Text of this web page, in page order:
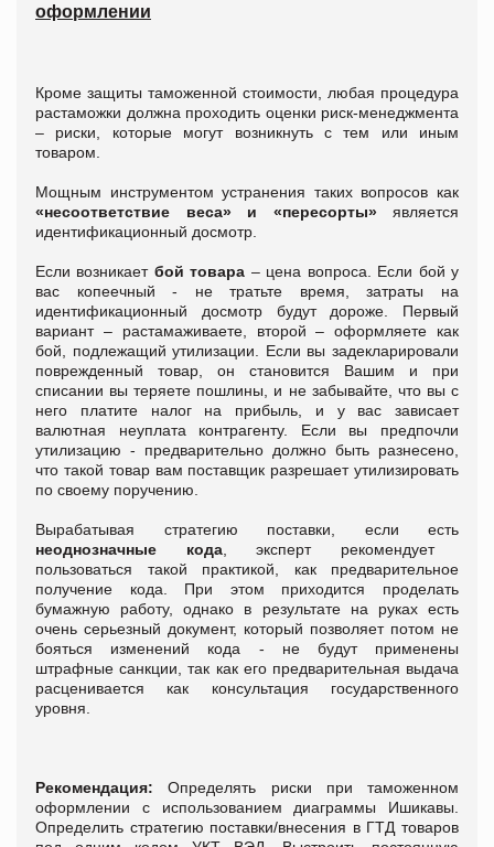
оформлении
Кроме защиты таможенной стоимости, любая процедура
растаможки должна проходить оценки риск-менеджмента
– риски, которые могут возникнуть с тем или иным
товаром.
Мощным инструментом устранения таких вопросов как
«несоответствие веса» и «пересорты»является
идентификационный досмотр.
Если возникает бой товара – цена вопроса. Если бой у
вас копеечный - не тратьте время, затраты на
идентификационный досмотр будут дороже. Первый
вариант – растамаживаете, второй – оформляете как
бой, подлежащий утилизации. Если вы задекларировали
поврежденный товар, он становится Вашим и при
списании вы теряете пошлины, и не забывайте, что вы с
него платите налог на прибыль, и у вас зависает
валютная неуплата контрагенту. Если вы предпочли
утилизацию - предварительно должно быть разнесено,
что такой товар вам поставщик разрешает утилизировать
по своему поручению.
Вырабатывая стратегию поставки, если есть
неоднозначные кода, эксперт рекомендует
пользоваться такой практикой, как предварительное
получение кода. При этом приходится проделать
бумажную работу, однако в результате на руках есть
очень серьезный документ, который позволяет потом не
бояться изменений кода - не будут применены
штрафные санкции, так как его предварительная выдача
расценивается как консультация государственного
уровня.
Рекомендация:Определять риски при таможенном
оформлении с использованием диаграммы Ишикавы.
Определить стратегию поставки/внесения в ГТД товаров